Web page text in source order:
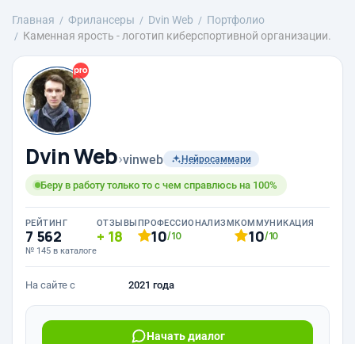
Главная Фрилансеры Dvin Web
Портфолио
Каменная ярость - логотип киберспортивной организации.
Dvin Web›vinweb Нейросаммари
Беру в работу только то с чем справлюсь на 100%
РЕЙТИНГ
7 562
№ 145 в каталоге
ОТЗЫВЫ
18
ПРОФЕССИОНАЛИЗМ
10/10
КОММУНИКАЦИЯ
10/10
На сайте с 2021 года
Начать диалог